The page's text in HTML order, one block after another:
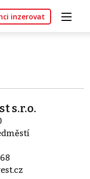
inzerovat
s.r.o.